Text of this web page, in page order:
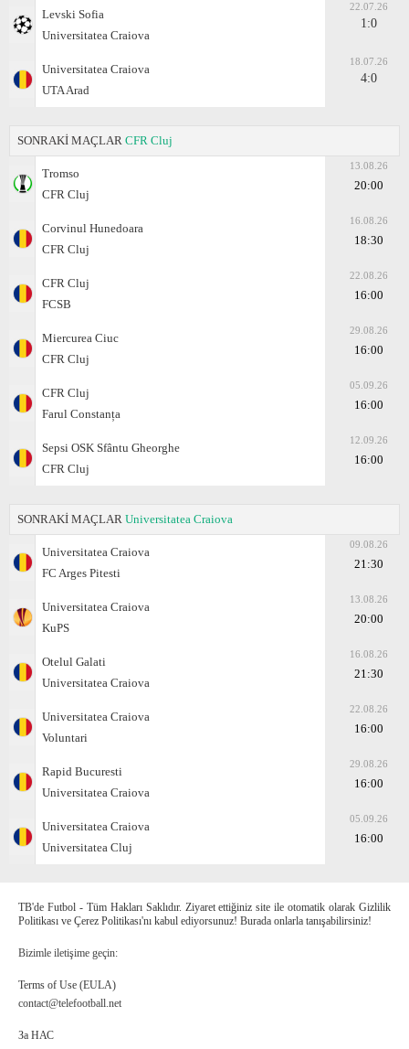
Levski Sofia
Universitatea Craiova
22.07.26
1:0
Universitatea Craiova
UTA Arad
18.07.26
4:0
SONRAKİ MAÇLAR CFR Cluj
Tromso
CFR Cluj
13.08.26
20:00
Corvinul Hunedoara
CFR Cluj
16.08.26
18:30
CFR Cluj
FCSB
22.08.26
16:00
Miercurea Ciuc
CFR Cluj
29.08.26
16:00
CFR Cluj
Farul Constanța
05.09.26
16:00
Sepsi OSK Sfântu Gheorghe
CFR Cluj
12.09.26
16:00
SONRAKİ MAÇLAR Universitatea Craiova
Universitatea Craiova
FC Arges Pitesti
09.08.26
21:30
Universitatea Craiova
KuPS
13.08.26
20:00
Otelul Galati
Universitatea Craiova
16.08.26
21:30
Universitatea Craiova
Voluntari
22.08.26
16:00
Rapid Bucuresti
Universitatea Craiova
29.08.26
16:00
Universitatea Craiova
Universitatea Cluj
05.09.26
16:00
TB'de Futbol - Tüm Hakları Saklıdır. Ziyaret ettiğiniz site ile otomatik olarak Gizlilik
Politikası ve Çerez Politikası'nı kabul ediyorsunuz! Burada onlarla tanışabilirsiniz!
Bizimle iletişime geçin:
Terms of Use (EULA)
contact@telefootball.net
За НАС